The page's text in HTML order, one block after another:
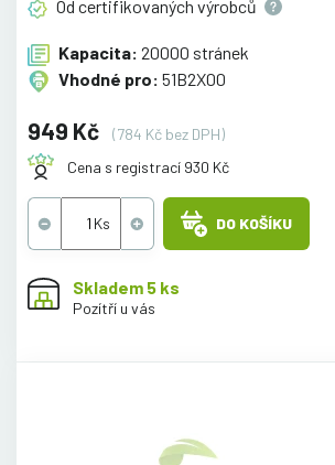
Od certifikovaných výrobců
Kapacita: 20000 stránek
Vhodné pro: 51B2X00
949 Kč
(784 Kč bez DPH)
Cena s registrací 930 Kč
DO KOŠÍKU
Skladem 5 ks
Pozítří u vás